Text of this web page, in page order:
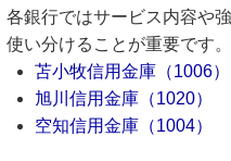
各銀行ではサービス内容や
使い分けることが重要です。
苫小牧信用金庫（1006）
旭川信用金庫（1020）
空知信用金庫（1004）